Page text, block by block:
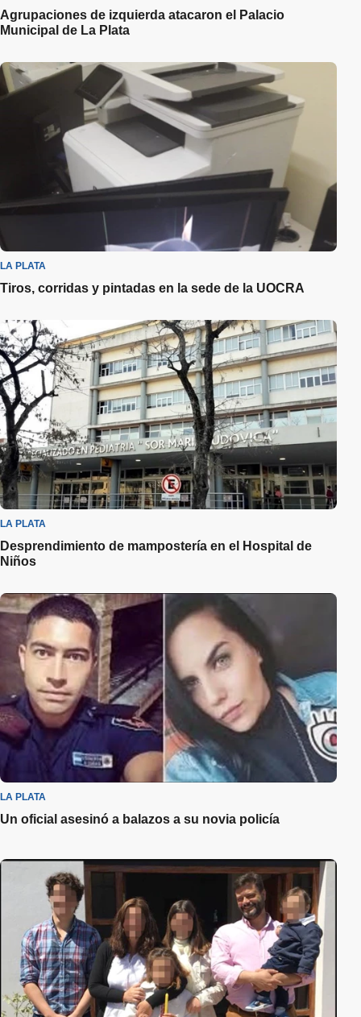
Agrupaciones de izquierda atacaron el Palacio
Municipal de La Plata
LA PLATA
Tiros, corridas y pintadas en la sede de la UOCRA
LA PLATA
Desprendimiento de mampostería en el Hospital de
Niños
LA PLATA
Un oficial asesinó a balazos a su novia policía